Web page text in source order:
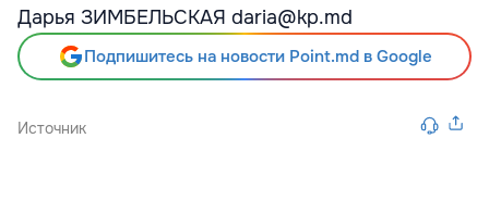
Дарья ЗИМБЕЛЬСКАЯ daria@kp.md
Подпишитесь на новости Point.md в Google
Источник